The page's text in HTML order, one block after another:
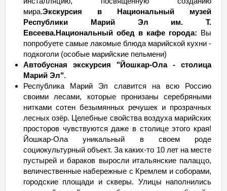
мира.Экскурсия в Национальный музей
Республики Марий Эл им. Т.
Евсеева.Национальный обед в кафе города: Вы
попробуете самые лакомые блюда марийской кухни -
подкоголи (особые марийские пельмени)
Автобусная экскурсия "Йошкар-Ола - столица
Марий Эл".
Республика Марий Эл славится на всю Россию
своими лесами, которые пронизаны серебряными
нитками сотен безымянных речушек и прозрачных
лесных озёр. Целебные свойства воздуха марийских
просторов чувствуются даже в столице этого края!
Йошкар-Ола уникальный в своем роде
социокультурный объект. За каких-то 10 лет на месте
пустырей и бараков выросли итальянские палаццо,
величественные набережные с Кремлем и соборами,
городские площади и скверы. Улицы наполнились